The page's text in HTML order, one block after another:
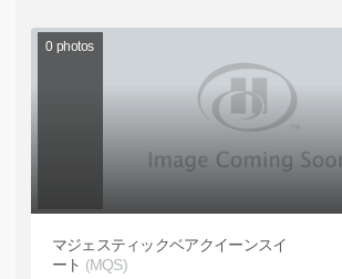
0 photos
マジェスティックベアクイーンスイ
ート (MQS)